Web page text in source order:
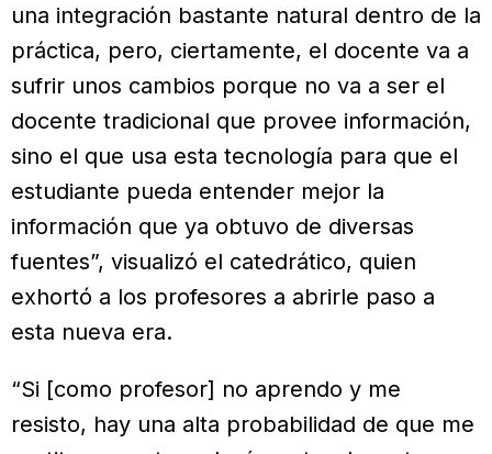
una integración bastante natural dentro de la
práctica, pero, ciertamente, el docente va a
sufrir unos cambios porque no va a ser el
docente tradicional que provee información,
sino el que usa esta tecnología para que el
estudiante pueda entender mejor la
información que ya obtuvo de diversas
fuentes”, visualizó el catedrático, quien
exhortó a los profesores a abrirle paso a
esta nueva era.
“Si [como profesor] no aprendo y me
resisto, hay una alta probabilidad de que me